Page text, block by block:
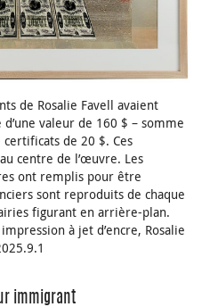
de Rosalie Favell avaient
valeur de 160 $ – somme
de 20 $. Ces
centre de l’œuvre. Les
ont remplis pour être
sont reproduits de chaque
figurant en arrière-plan.
à jet d’encre, Rosalie
immigrant